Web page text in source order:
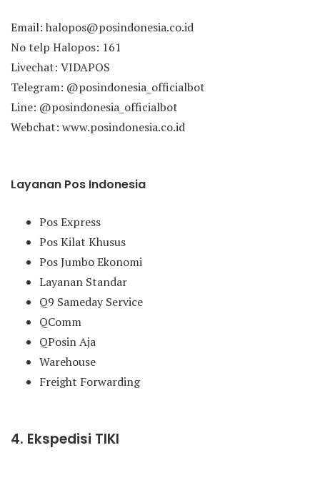
Email: halopos@posindonesia.co.id
No telp Halopos: 161
Livechat: VIDAPOS
Telegram: @posindonesia_officialbot
Line: @posindonesia_officialbot
Webchat: www.posindonesia.co.id
Layanan Pos Indonesia
Pos Express
Pos Kilat Khusus
Pos Jumbo Ekonomi
Layanan Standar
Q9 Sameday Service
QComm
QPosin Aja
Warehouse
Freight Forwarding
4. Ekspedisi TIKI